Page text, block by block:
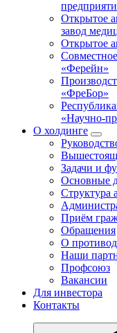
Открытое
завод
Открытое
«Ферейн»
«ФреБор»
«Научно-
О холдинге
Задачи и
Основные
Структура
Приём
Обращения
О
Наши
Профсоюз
Вакансии
Для инвестора
Контакты